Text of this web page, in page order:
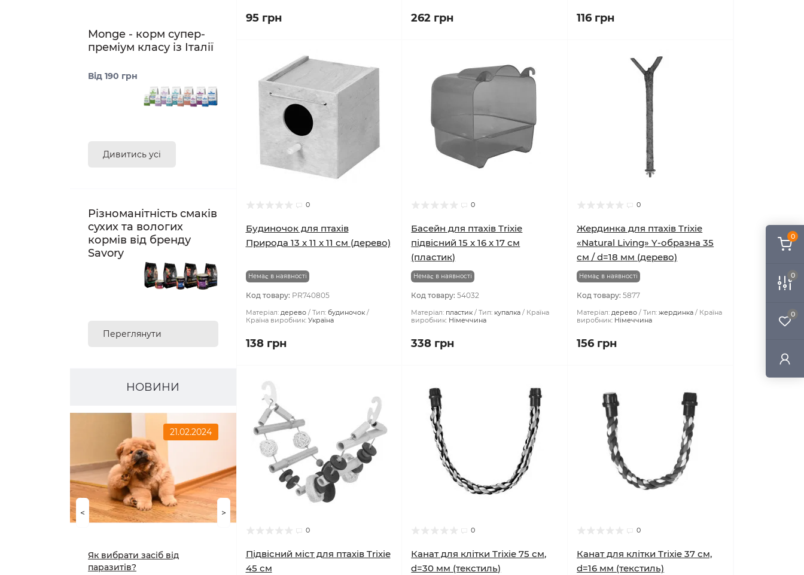
0
0
0
Monge - корм супер-
преміум класу із Італії
Від 190 грн
Дивитись усі
Різноманітність смаків
сухих та вологих
кормів від бренду
Savory
Переглянути
НОВИНИ
21.02.2024
Як вибрати засіб від
паразитів?
< >
95 грн 262 грн 116 грн
0
Будиночок для птахів
Природа 13 x 11 x 11 см (дерево)
Немає в наявності
Код товару: PR740805
Матеріал: дерево Тип: будиночок
Країна виробник: Україна
138 грн
0
Басейн для птахів Trixie
підвісний 15 x 16 x 17 см
(пластик)
Немає в наявності
Код товару:54032
Матеріал: пластик Тип: купалка
Країна
виробник: Німеччина
338 грн
0
Жердинка для птахів Trixie
«Natural Living» Y-образна 35
см / d=18 мм (дерево)
Немає в наявності
Код товару:5877
Матеріал: дерево Тип: жердинка
Країна
виробник: Німеччина
156 грн
0
Підвісний міст для птахів Trixie
45 см
0
Канат для клітки Trixie 75 см,
d=30 мм (текстиль)
0
Канат для клітки Trixie 37 см,
d=16 мм (текстиль)